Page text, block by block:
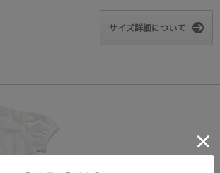
サイズ詳細について